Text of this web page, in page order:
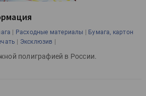
| Расходные материалы | Бумага, картон
| Эксклюзив |
полиграфией в России.